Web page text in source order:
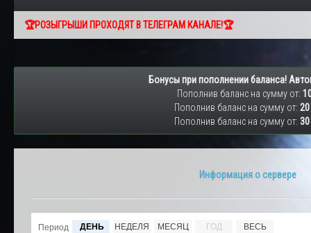
🏆РОЗЫГРЫШИ ПРОХОДЯТ В ТЕЛЕГРАМ КАНАЛЕ!🏆
Бонусы при пополнении баланса!
Пополнив баланс на сумму от:
Пополнив баланс на сумму от:
Пополнив баланс на сумму от:
Информация о сервере
Период ДЕНЬ НЕДЕЛЯ МЕСЯЦ ГОД ВЕСЬ